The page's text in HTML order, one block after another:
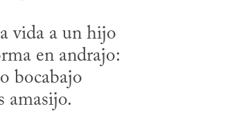
vida a un hijo
en andrajo:
bocabajo